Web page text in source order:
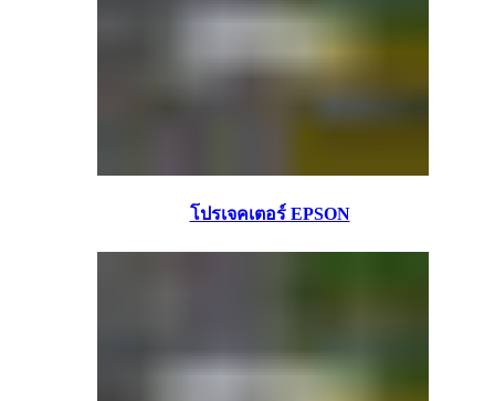
โปรเจคเตอร์ EPSON